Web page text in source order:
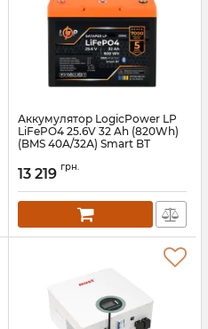
Аккумулятор LogicPower LP
LiFePO4 25.6V 32 Ah (820Wh)
(BMS 40A/32А) Smart BT
13 219 грн.